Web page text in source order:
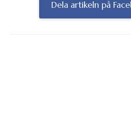
Dela artikeln på